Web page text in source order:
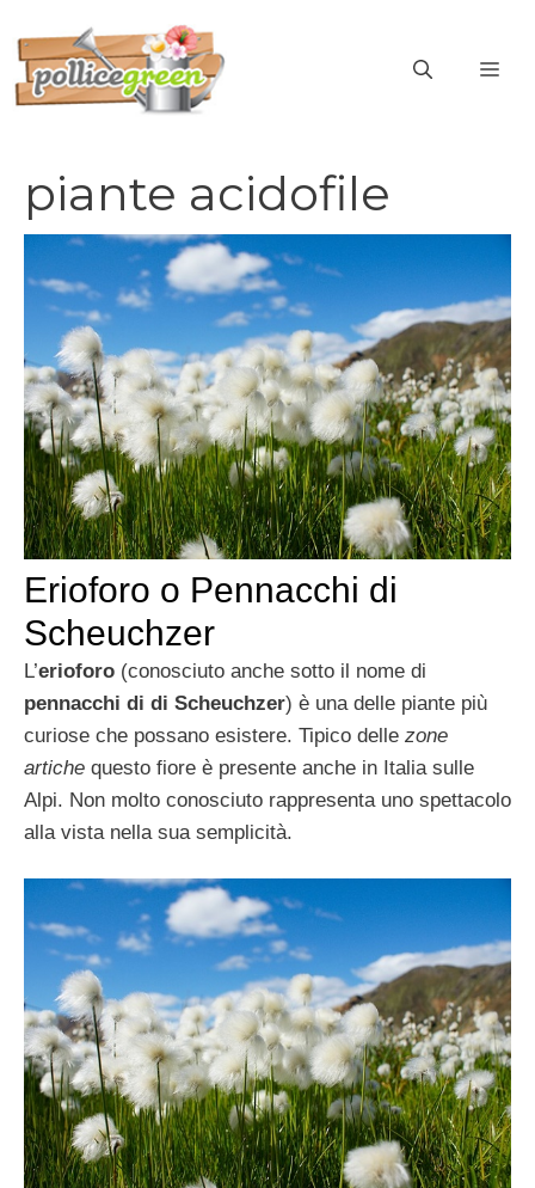
contenuto
piante acidofile
Erioforo o Pennacchi di
Scheuchzer
L’erioforo (conosciuto anche sotto il nome di
pennacchi di di Scheuchzer) è una delle piante più
curiose che possano esistere. Tipico delle zone
artiche questo fiore è presente anche in Italia sulle
Alpi. Non molto conosciuto rappresenta uno spettacolo
alla vista nella sua semplicità.